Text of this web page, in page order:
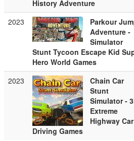
History Adventure
2023
Parkour
Adventure -
Simulator
Stunt Tycoon Escape Kid
Hero World Games
2023
Chain Car
Stunt
Simulator -
Extreme
Highway Car
Driving Games